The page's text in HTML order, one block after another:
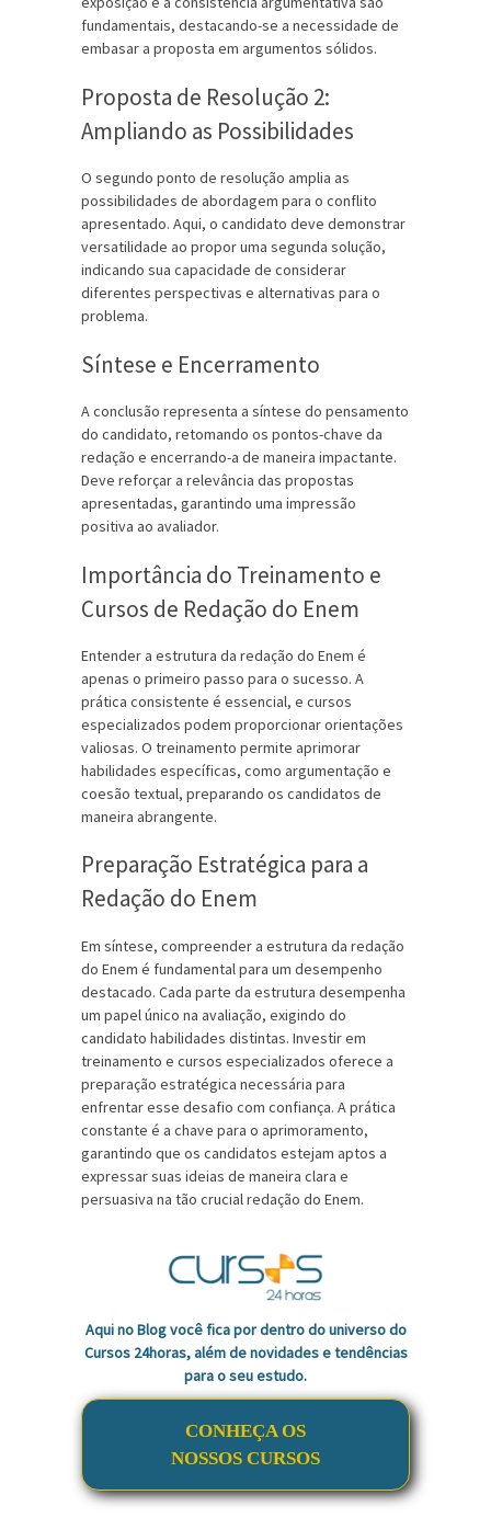
fundamentais, destacando-se a necessidade de
embasar a proposta em argumentos sólidos.
Proposta de Resolução 2:
Ampliando as Possibilidades
O segundo ponto de resolução amplia as
possibilidades de abordagem para o conflito
apresentado. Aqui, o candidato deve demonstrar
versatilidade ao propor uma segunda solução,
indicando sua capacidade de considerar
diferentes perspectivas e alternativas para o
problema.
Síntese e Encerramento
A conclusão representa a síntese do pensamento
do candidato, retomando os pontos-chave da
redação e encerrando-a de maneira impactante.
Deve reforçar a relevância das propostas
apresentadas, garantindo uma impressão
positiva ao avaliador.
Importância do Treinamento e
Cursos de Redação do Enem
Entender a estrutura da redação do Enem é
apenas o primeiro passo para o sucesso. A
prática consistente é essencial, e cursos
especializados podem proporcionar orientações
valiosas. O treinamento permite aprimorar
habilidades específicas, como argumentação e
coesão textual, preparando os candidatos de
maneira abrangente.
Preparação Estratégica para a
Redação do Enem
Em síntese, compreender a estrutura da redação
do Enem é fundamental para um desempenho
destacado. Cada parte da estrutura desempenha
um papel único na avaliação, exigindo do
candidato habilidades distintas. Investir em
treinamento e cursos especializados oferece a
preparação estratégica necessária para
enfrentar esse desafio com confiança. A prática
constante é a chave para o aprimoramento,
garantindo que os candidatos estejam aptos a
expressar suas ideias de maneira clara e
persuasiva na tão crucial redação do Enem.
Aqui no Blog você fica por dentro do universo do
Cursos 24horas, além de novidades e tendências
para o seu estudo.
CONHEÇA OS
NOSSOS CURSOS